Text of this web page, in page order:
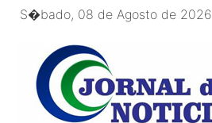
S�bado, 08 de Agosto de 2026